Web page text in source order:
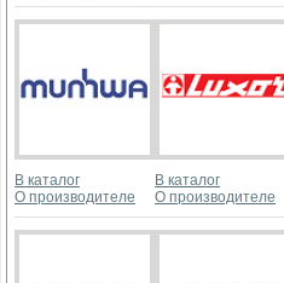
В каталог
О производителе
В каталог
О производителе